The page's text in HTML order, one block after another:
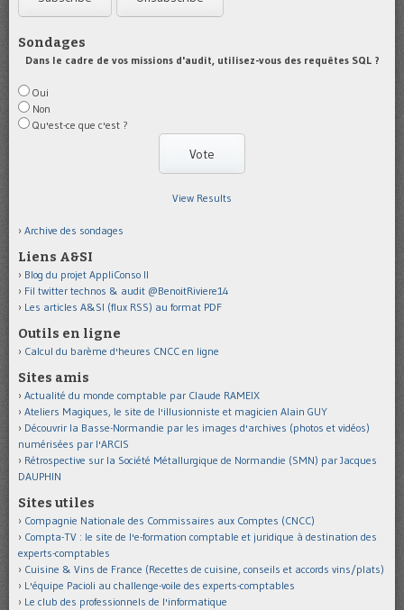
Sondages
Dans le cadre de vos missions d'audit, utilisez-vous des requêtes SQL ?
Oui
Non
Qu'est-ce que c'est ?
View Results
Archive des sondages
Liens A&SI
Blog du projet AppliConso II
Fil twitter technos & audit @BenoitRiviere14
Les articles A&SI (flux RSS) au format PDF
Outils en ligne
Calcul du barème d'heures CNCC en ligne
Sites amis
Actualité du monde comptable par Claude RAMEIX
Ateliers Magiques, le site de l'illusionniste et magicien Alain GUY
Découvrir la Basse-Normandie par les images d'archives (photos et vidéos)
numérisées par l'ARCIS
Rétrospective sur la Société Métallurgique de Normandie (SMN) par Jacques
DAUPHIN
Sites utiles
Compagnie Nationale des Commissaires aux Comptes (CNCC)
Compta-TV : le site de l'e-formation comptable et juridique à destination des
experts-comptables
Cuisine & Vins de France (Recettes de cuisine, conseils et accords vins/plats)
L'équipe Pacioli au challenge-voile des experts-comptables
Le club des professionnels de l'informatique